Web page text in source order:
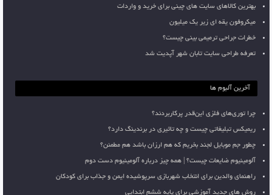
بهترین کالاهای سایت های چینی برای خرید و واردات
میکروفون یقه ای زیر یک میلیون
خطرات جراحی ترمیمی بینی چیست؟
تعرفه طراحی سایت تابان شهر آپدیت شد
آخرین آلبوم ها
چرا توری‌های فلزی این‌قدر پرکاربردند؟
ریمیکس تبلیغاتی چیست و چه تاثیری در برندینگ دارد؟
چطور جم موبایل لجند بخریم که هم ارزان باشد هم مطمئن؟
آلومینیوم ضایعات چیست؟ | همه چیز درباره آلومینیوم دست دوم
راهنمای والدین برای انتخاب شهربازی سرپوشیده ایمن و جذاب برای کودکان
روش های جدید آموزشی برای پایه ششم ابتدایی